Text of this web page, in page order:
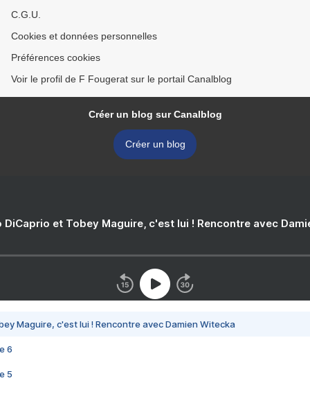
C.G.U.
Cookies et données personnelles
Préférences cookies
Voir le profil de F Fougerat sur le portail Canalblog
Créer un blog sur Canalblog
Créer un blog
DiCaprio et Tobey Maguire, c'est lui ! Rencontre avec
Maguire, c'est lui ! Rencontre avec Damien Witecka
6
5